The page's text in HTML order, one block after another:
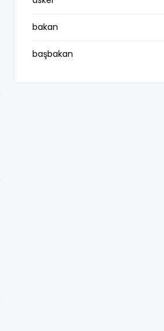
bakan
başbakan
belediye başkanı